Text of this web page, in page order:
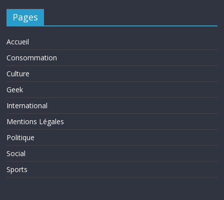
Pages
Accueil
Consommation
Culture
Geek
International
Mentions Légales
Politique
Social
Sports